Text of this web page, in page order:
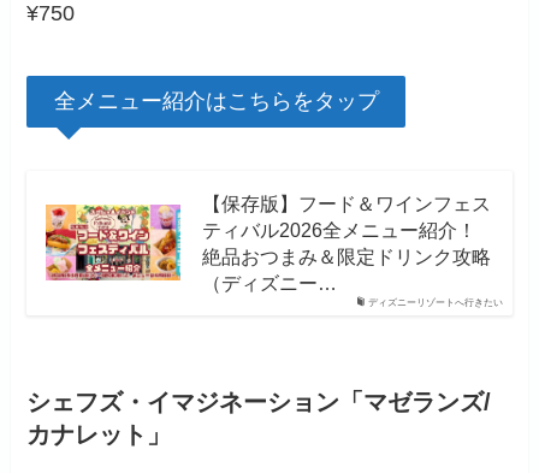
¥750
全メニュー紹介はこちらをタップ
ディズニーリゾートへ行きたい
【保存版】フード＆ワインフェス
ティバル2026全メニュー紹介！
絶品おつまみ＆限定ドリンク攻略
（ディズニー…
シェフズ・イマジネーション「マゼランズ/
カナレット」